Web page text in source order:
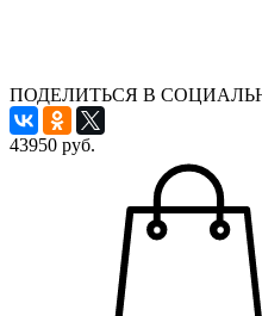
ПОДЕЛИТЬСЯ В
43950 руб.